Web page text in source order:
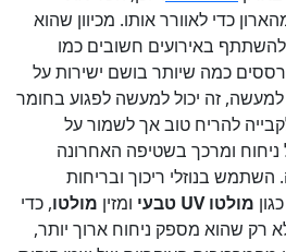
כדי לאוורר אותו. מכיוון שהוא
באירועים חשובים כמו
כמה שיותר בושם ישירות על
זה יכול למעשה לפגוע בחומר
להריח טוב אך לשמור על
ניחוח ומרכך בשטיפה האחרונה
בנוזלי ריכוך ובריחות
כגון מולטו UV טבעי ומזין מולטו, כדי
רק שהוא מספק ניחוח ארוך יותר,